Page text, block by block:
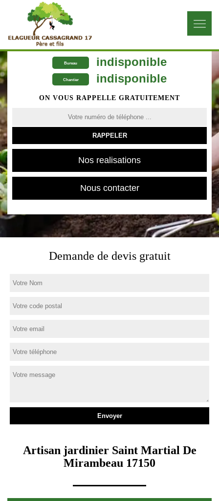
Bureau indisponible
Chantier indisponible
ON VOUS RAPPELLE GRATUITEMENT
Nos realisations
Nous contacter
Demande de devis gratuit
Artisan jardinier Saint Martial De
Mirambeau 17150